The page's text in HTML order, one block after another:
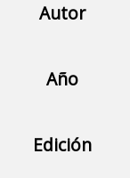
Autor
Año
Edición